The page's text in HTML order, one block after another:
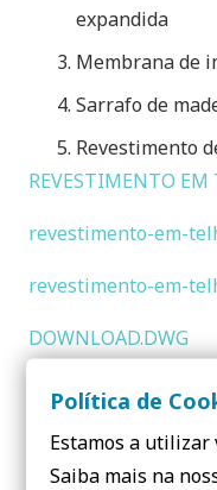
expandida
Membrana de
Sarrafo de
Revestimento
REVESTIMENTO
revestimento-em-
revestimento-em-
DOWNLOAD.DWG
Política de
Estamos a utilizar
Saiba mais na